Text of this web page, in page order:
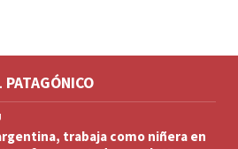
PATAGÓNICO
trabaja como niñera en